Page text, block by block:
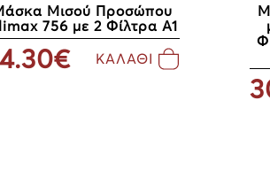
Μισού Προσώπου
756 με 2 Φίλτρα A1
ΚΑΛΑΘΙ